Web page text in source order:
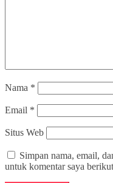
Nama *
Email *
Situs Web
Simpan nama, email,
untuk komentar saya